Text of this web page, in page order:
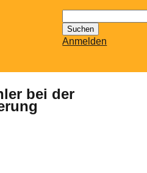
nach:
Anmelden
bei der